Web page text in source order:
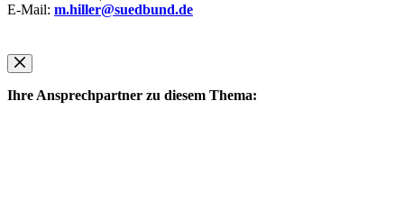
E-Mail: m.hiller@suedbund.de
Ihre Ansprechpartner zu diesem Thema: